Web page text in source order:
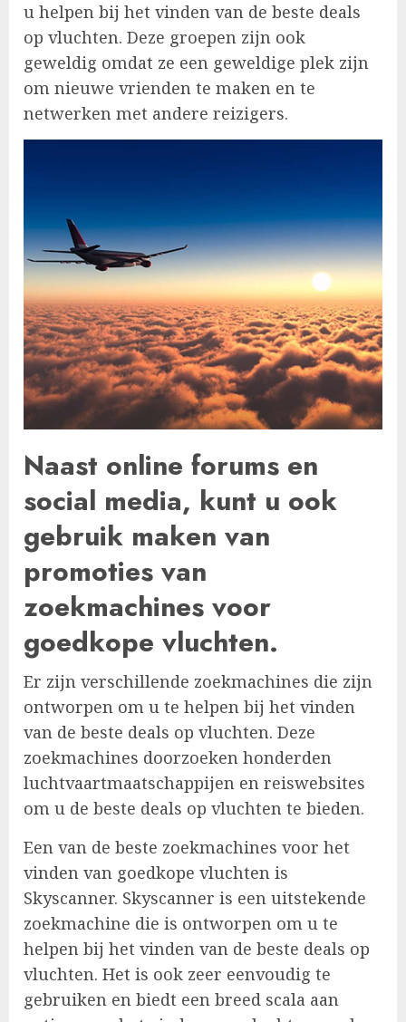
u helpen bij het vinden van de beste deals
op vluchten. Deze groepen zijn ook
geweldig omdat ze een geweldige plek zijn
om nieuwe vrienden te maken en te
netwerken met andere reizigers.
Naast online forums en
social media, kunt u ook
gebruik maken van
promoties van
zoekmachines voor
goedkope vluchten.
Er zijn verschillende zoekmachines die zijn
ontworpen om u te helpen bij het vinden
van de beste deals op vluchten. Deze
zoekmachines doorzoeken honderden
luchtvaartmaatschappijen en reiswebsites
om u de beste deals op vluchten te bieden.
Een van de beste zoekmachines voor het
vinden van goedkope vluchten is
Skyscanner. Skyscanner is een uitstekende
zoekmachine die is ontworpen om u te
helpen bij het vinden van de beste deals op
vluchten. Het is ook zeer eenvoudig te
gebruiken en biedt een breed scala aan